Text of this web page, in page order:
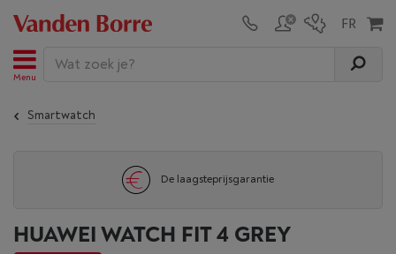
Menu
Smartwatch
De laagsteprijsgarantie
HUAWEI WATCH FIT 4 GREY